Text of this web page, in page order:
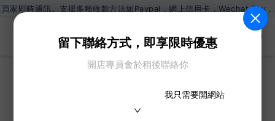
。支援多種收款方法如Paypal，網上信用卡，Wechat Pay，Alipay，銀
ZH
留下聯絡方式，即享限時優惠
開店專員會於稍後聯絡你
我只需要開網站
【SHOPAGE電商教室2026】網店新手營銷策略手